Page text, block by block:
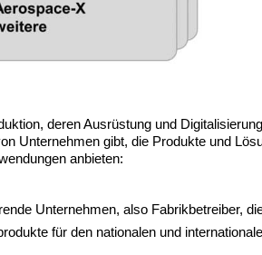
deren Ausrüstung und
Unternehmen gibt, die Produkte und
anbieten:
Unternehmen, also Fabrikbetreiber,
für den nationalen und